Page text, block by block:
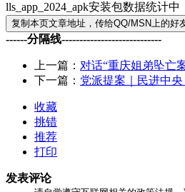
lls_app_2024_apk安装包数据统计中
------分隔线----------------------------
上一篇： 对话“重庆姐弟坠亡
下一篇： 党派提案｜民进中
收藏
挑错
推荐
打印
发表评论